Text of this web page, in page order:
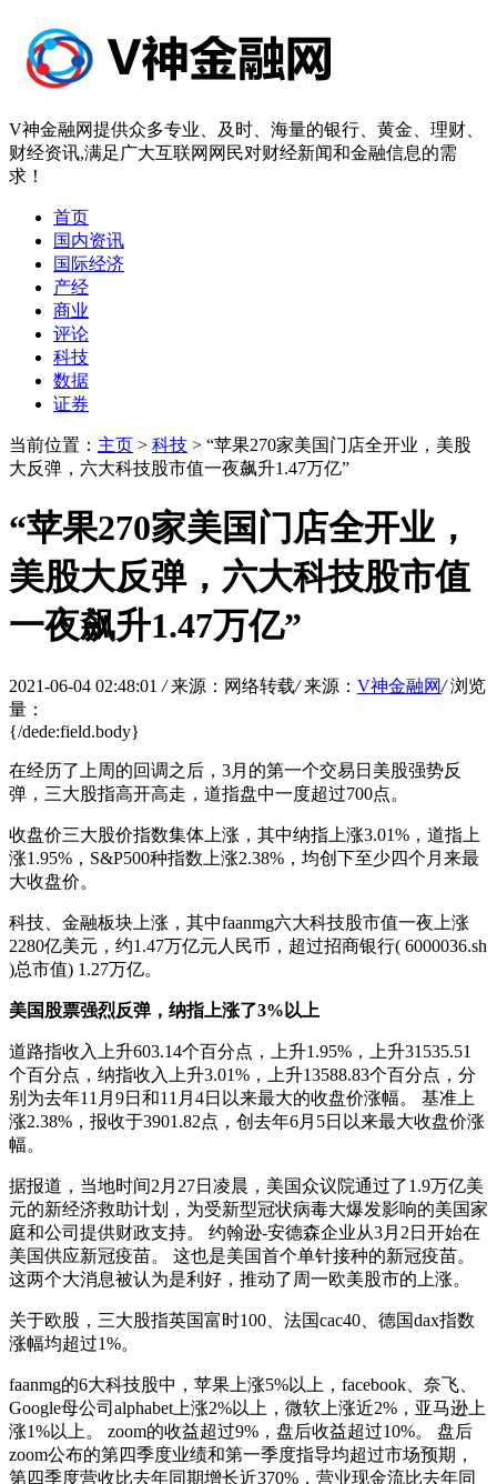
V神金融网提供众多专业、及时、海量的银行、黄金、理财、
财经资讯,满足广大互联网网民对财经新闻和金融信息的需
求！
首页
国内资讯
国际经济
产经
商业
评论
科技
数据
证券
当前位置： 主页 > 科技 > “苹果270家美国门店全开业，美股
大反弹，六大科技股市值一夜飙升1.47万亿”
“苹果270家美国门店全开业，
美股大反弹，六大科技股市值
一夜飙升1.47万亿”
2021-06-04 02:48:01 / 来源：网络转载/ 来源： V神金融网/ 浏览
量：
{/dede:field.body}
在经历了上周的回调之后，3月的第一个交易日美股强势反
弹，三大股指高开高走，道指盘中一度超过700点。
收盘价三大股价指数集体上涨，其中纳指上涨3.01%，道指上
涨1.95%，S&P500种指数上涨2.38%，均创下至少四个月来最
大收盘价。
科技、金融板块上涨，其中faanmg六大科技股市值一夜上涨
2280亿美元，约1.47万亿元人民币，超过招商银行( 6000036.sh
)总市值) 1.27万亿。
美国股票强烈反弹，纳指上涨了3%以上
道路指收入上升603.14个百分点，上升1.95%，上升31535.51
个百分点，纳指收入上升3.01%，上升13588.83个百分点，分
别为去年11月9日和11月4日以来最大的收盘价涨幅。 基准上
涨2.38%，报收于3901.82点，创去年6月5日以来最大收盘价涨
幅。
据报道，当地时间2月27日凌晨，美国众议院通过了1.9万亿美
元的新经济救助计划，为受新型冠状病毒大爆发影响的美国家
庭和公司提供财政支持。 约翰逊-安德森企业从3月2日开始在
美国供应新冠疫苗。 这也是美国首个单针接种的新冠疫苗。
这两个大消息被认为是利好，推动了周一欧美股市的上涨。
关于欧股，三大股指英国富时100、法国cac40、德国dax指数
涨幅均超过1%。
faanmg的6大科技股中，苹果上涨5%以上，facebook、奈飞、
Google母公司alphabet上涨2%以上，微软上涨近2%，亚马逊上
涨1%以上。 zoom的收益超过9%，盘后收益超过10%。 盘后
zoom公布的第四季度业绩和第一季度指导均超过市场预期，
第四季度营收比去年同期增长近370%，营业现金流比去年同